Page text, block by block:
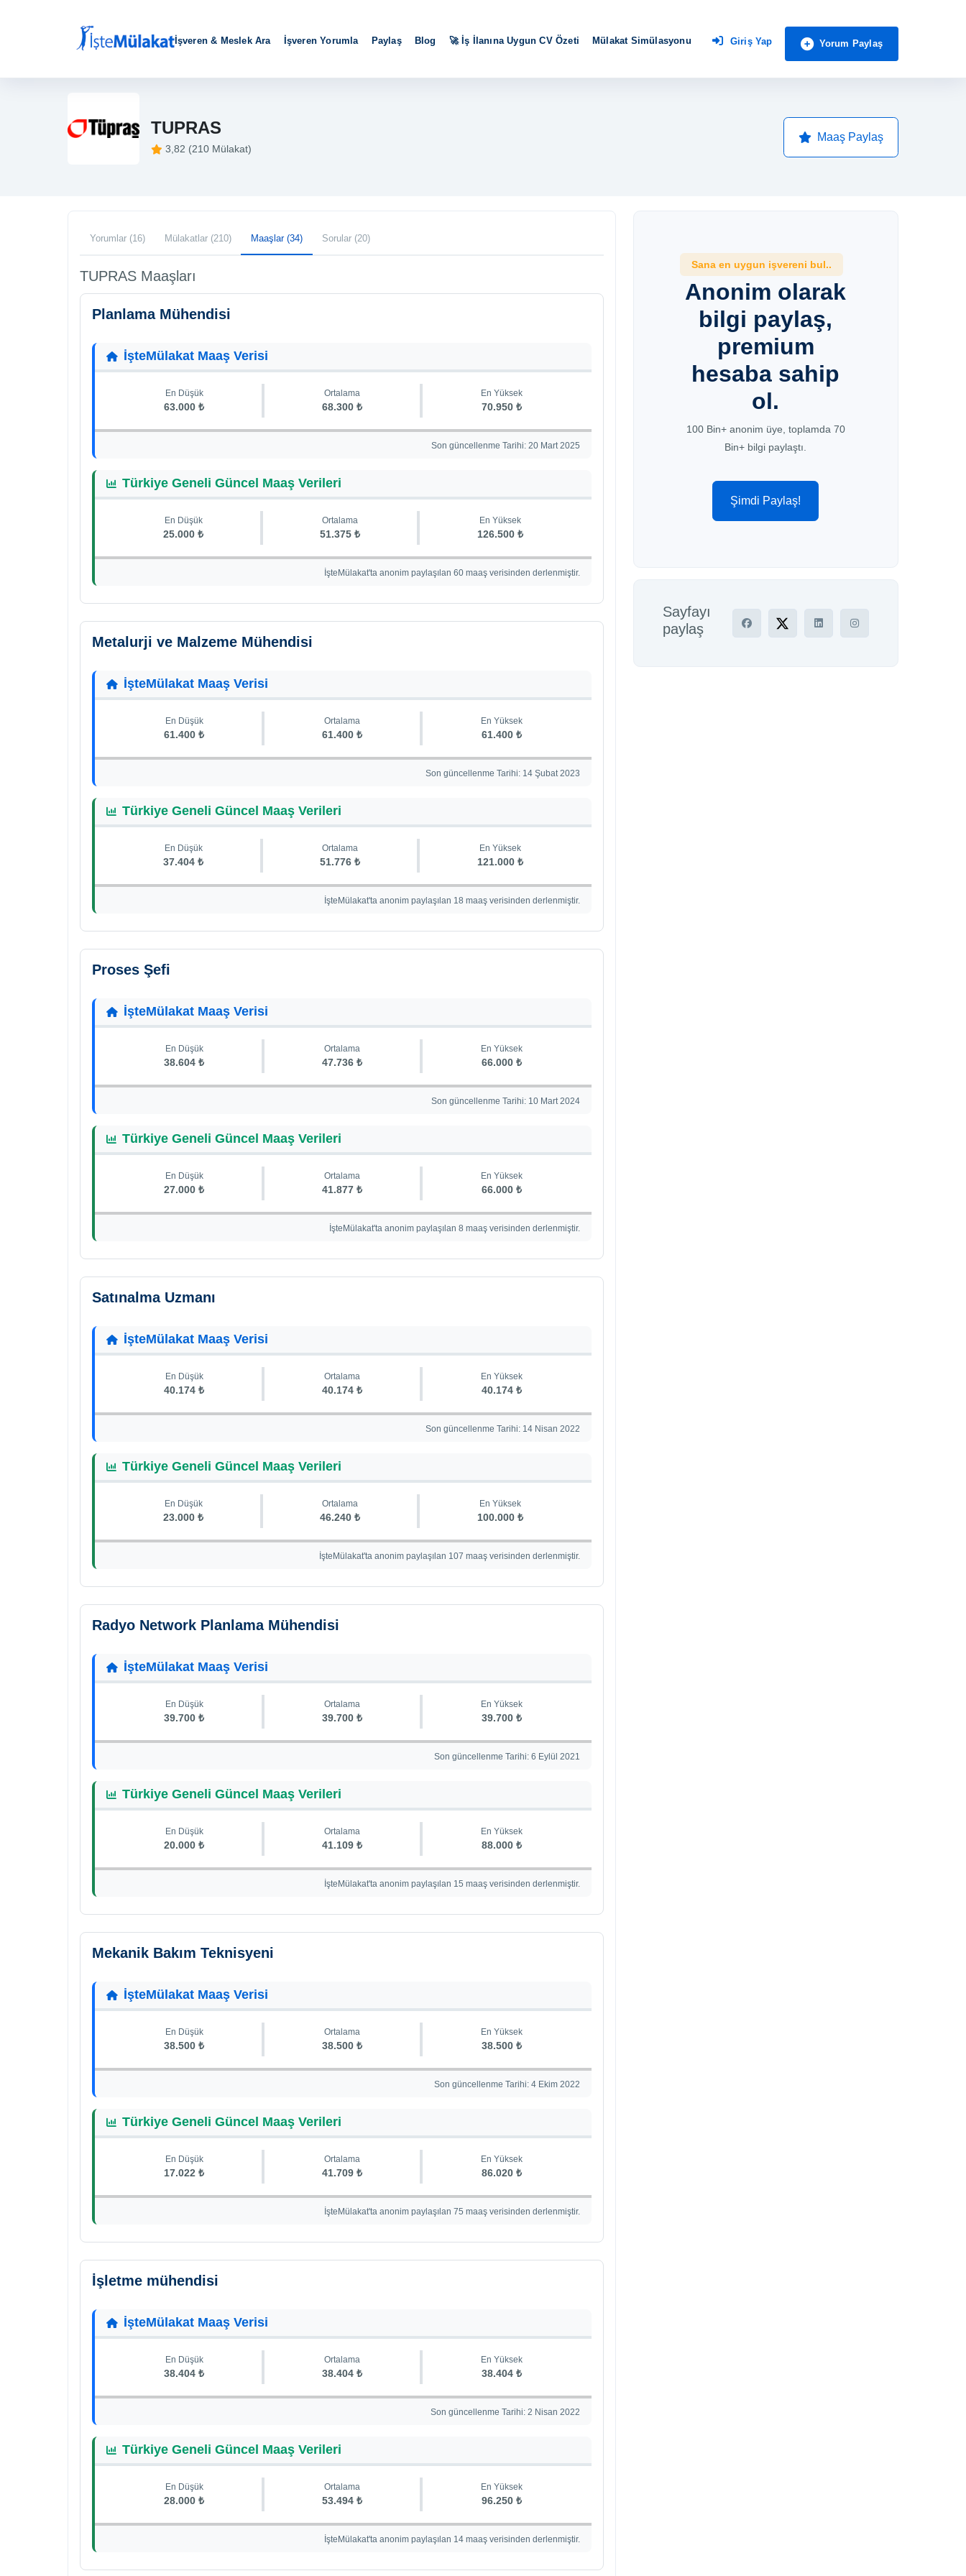
İşveren & Meslek Ara İşveren Yorumla Paylaş Blog 🚀 İş İlanına Uygun CV Özeti Mülakat Simülasyonu Giriş Yap Yorum Paylaş
TUPRAS
3,82 (210 Mülakat)
Maaş Paylaş
Yorumlar (16) Mülakatlar (210) Maaşlar (34) Sorular (20)
TUPRAS Maaşları
Planlama Mühendisi
İşteMülakat Maaş Verisi
En Düşük
63.000 ₺
Ortalama
68.300 ₺
En Yüksek
70.950 ₺
Son güncellenme Tarihi: 20 Mart 2025
Türkiye Geneli Güncel Maaş Verileri
En Düşük
25.000 ₺
Ortalama
51.375 ₺
En Yüksek
126.500 ₺
İşteMülakat'ta anonim paylaşılan 60 maaş verisinden derlenmiştir.
Metalurji ve Malzeme Mühendisi
İşteMülakat Maaş Verisi
En Düşük
61.400 ₺
Ortalama
61.400 ₺
En Yüksek
61.400 ₺
Son güncellenme Tarihi: 14 Şubat 2023
Türkiye Geneli Güncel Maaş Verileri
En Düşük
37.404 ₺
Ortalama
51.776 ₺
En Yüksek
121.000 ₺
İşteMülakat'ta anonim paylaşılan 18 maaş verisinden derlenmiştir.
Proses Şefi
İşteMülakat Maaş Verisi
En Düşük
38.604 ₺
Ortalama
47.736 ₺
En Yüksek
66.000 ₺
Son güncellenme Tarihi: 10 Mart 2024
Türkiye Geneli Güncel Maaş Verileri
En Düşük
27.000 ₺
Ortalama
41.877 ₺
En Yüksek
66.000 ₺
İşteMülakat'ta anonim paylaşılan 8 maaş verisinden derlenmiştir.
Satınalma Uzmanı
İşteMülakat Maaş Verisi
En Düşük
40.174 ₺
Ortalama
40.174 ₺
En Yüksek
40.174 ₺
Son güncellenme Tarihi: 14 Nisan 2022
Türkiye Geneli Güncel Maaş Verileri
En Düşük
23.000 ₺
Ortalama
46.240 ₺
En Yüksek
100.000 ₺
İşteMülakat'ta anonim paylaşılan 107 maaş verisinden derlenmiştir.
Radyo Network Planlama Mühendisi
İşteMülakat Maaş Verisi
En Düşük
39.700 ₺
Ortalama
39.700 ₺
En Yüksek
39.700 ₺
Son güncellenme Tarihi: 6 Eylül 2021
Türkiye Geneli Güncel Maaş Verileri
En Düşük
20.000 ₺
Ortalama
41.109 ₺
En Yüksek
88.000 ₺
İşteMülakat'ta anonim paylaşılan 15 maaş verisinden derlenmiştir.
Mekanik Bakım Teknisyeni
İşteMülakat Maaş Verisi
En Düşük
38.500 ₺
Ortalama
38.500 ₺
En Yüksek
38.500 ₺
Son güncellenme Tarihi: 4 Ekim 2022
Türkiye Geneli Güncel Maaş Verileri
En Düşük
17.022 ₺
Ortalama
41.709 ₺
En Yüksek
86.020 ₺
İşteMülakat'ta anonim paylaşılan 75 maaş verisinden derlenmiştir.
İşletme mühendisi
İşteMülakat Maaş Verisi
En Düşük
38.404 ₺
Ortalama
38.404 ₺
En Yüksek
38.404 ₺
Son güncellenme Tarihi: 2 Nisan 2022
Türkiye Geneli Güncel Maaş Verileri
En Düşük
28.000 ₺
Ortalama
53.494 ₺
En Yüksek
96.250 ₺
İşteMülakat'ta anonim paylaşılan 14 maaş verisinden derlenmiştir.
Sana en uygun işvereni bul..
Anonim olarak
bilgi paylaş,
premium
hesaba sahip
ol.
100 Bin+ anonim üye, toplamda 70
Bin+ bilgi paylaştı.
Şimdi Paylaş!
Sayfayı
paylaş